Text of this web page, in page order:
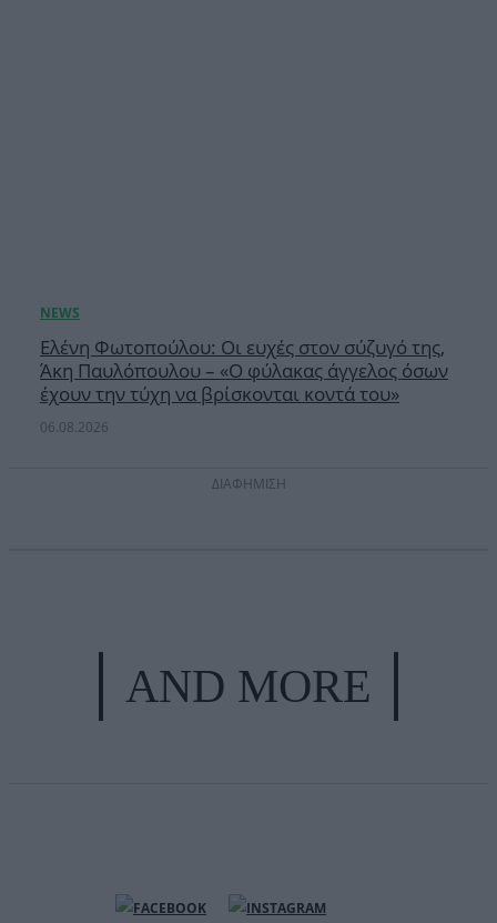
Ελένη Φωτοπούλου: Οι ευχές στον σύζυγό της,
Άκη Παυλόπουλου – «Ο φύλακας άγγελος όσων
έχουν την τύχη να βρίσκονται κοντά του»
06.08.2026
ΔΙΑΦΗΜΙΣΗ
AND MORE